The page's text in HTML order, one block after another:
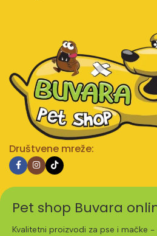
Društvene mreže:
Pet shop Buvara
Kvalitetni proizvodi za pse i mačke -